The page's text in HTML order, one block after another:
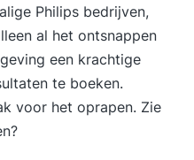
of klant
om de snel
benen. Maar
van denken niet
je ook onder de
Philips bedrijven,
al het ontsnappen
een krachtige
te boeken.
voor het oprapen. Zie